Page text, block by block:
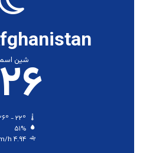
شین
۲۶
۵۱%
۴.۹۴ km/h